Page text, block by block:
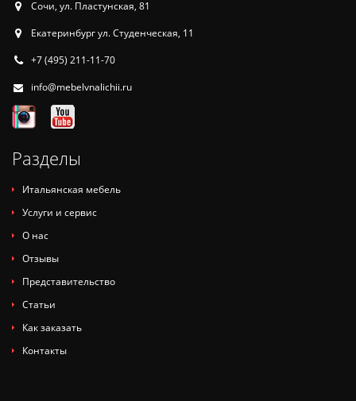
Сочи, ул. Пластунская, 81
Екатеринбург ул. Студенческая, 11
+7 (495) 211-11-70
info@mebelvnalichii.ru
Разделы
Итальянская мебель
Услуги и сервис
О нас
Отзывы
Представительство
Статьи
Как заказать
Контакты